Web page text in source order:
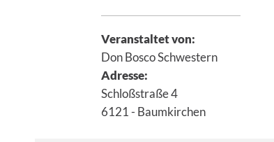
Veranstaltet von:
Don Bosco Schwestern
Adresse:
Schloßstraße 4
6121 - Baumkirchen